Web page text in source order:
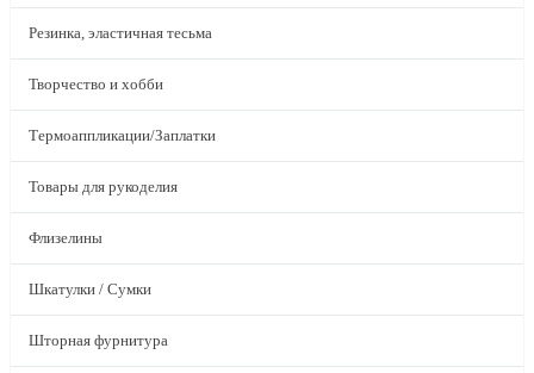
Резинка, эластичная тесьма
Творчество и хобби
Термоаппликации/Заплатки
Товары для рукоделия
Флизелины
Шкатулки / Сумки
Шторная фурнитура